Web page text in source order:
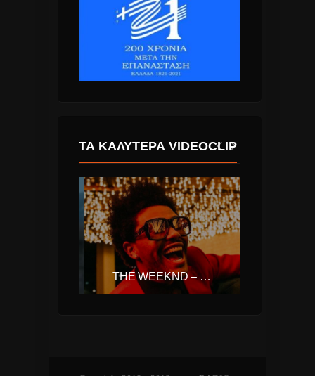
ΤΑ ΚΑΛΎΤΕΡΑ VIDEOCLIP
THE WEEKND – BLINDING LIGHTS